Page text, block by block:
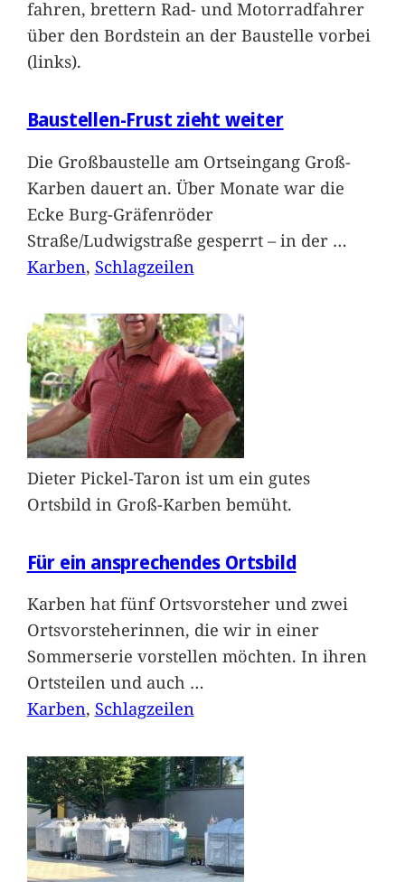
fahren, brettern Rad- und Motorradfahrer
über den Bordstein an der Baustelle vorbei
(links).
Baustellen-Frust zieht weiter
Die Großbaustelle am Ortseingang Groß-
Karben dauert an. Über Monate war die
Ecke Burg-Gräfenröder
Straße/Ludwigstraße gesperrt – in der …
Karben, Schlagzeilen
Dieter Pickel-Taron ist um ein gutes
Ortsbild in Groß-Karben bemüht.
Für ein ansprechendes Ortsbild
Karben hat fünf Ortsvorsteher und zwei
Ortsvorsteherinnen, die wir in einer
Sommerserie vorstellen möchten. In ihren
Ortsteilen und auch …
Karben, Schlagzeilen